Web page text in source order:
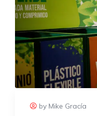
by Mike Gracía